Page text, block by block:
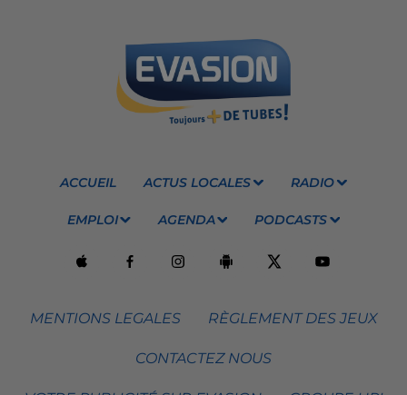
ACCUEIL ACTUS LOCALES RADIO
EMPLOI AGENDA PODCASTS
MENTIONS LEGALES RÈGLEMENT DES JEUX
CONTACTEZ NOUS